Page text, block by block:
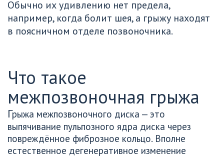
Обычно их удивлению нет предела,
например, когда болит шея, а грыжу находят
в поясничном отделе позвоночника.
Что такое
межпозвоночная грыжа
Грыжа межпозвоночного диска — это
выпячивание пульпозного ядра диска через
повреждённое фиброзное кольцо. Вполне
естественное дегенеративное изменение